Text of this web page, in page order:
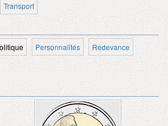
Transport
Personnalités
Redevance